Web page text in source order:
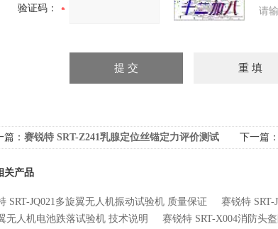
验证码： 请
篇： 赛锐特 SRT-Z241乳腺定位丝锚定力评价测试
下一篇：
关产品
SRT-JQ021多旋翼无人机振动试验机 质量保证 赛锐特
无人机电池跌落试验机 技术说明
赛锐特 SRT-X004消防头